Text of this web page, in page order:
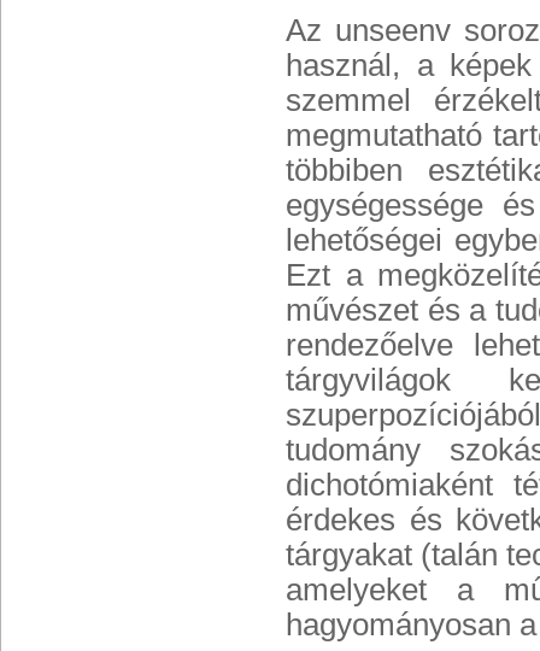
Az unseenv
használ, a
szemmel
megmutatható
többiben
egységessége
lehetőségei
Ezt a
művészet és a
rendezőelve
tárgyvilágok
tudomány
dichotómiaként
érdekes és
tárgyakat (talán
amelyeket a
hagyományosan